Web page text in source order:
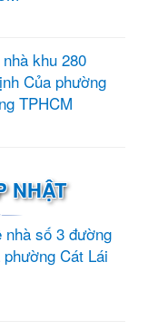
khu 280
Của phường
TPHCM
NHẬT
nhà số 3 đường
phường Cát Lái